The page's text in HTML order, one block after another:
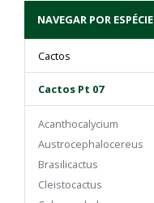
NAVEGAR POR ESPÉCIE
Cactos
Cactos Pt 07
Acanthocalycium
Austrocephalocereus
Brasilicactus
Cleistocactus